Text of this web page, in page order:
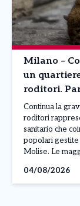
Milano –
un
roditori.
Continua la
roditori
sanitario che
popolari
Molise. Le
aggiungono
perfino danni
04/08/2026